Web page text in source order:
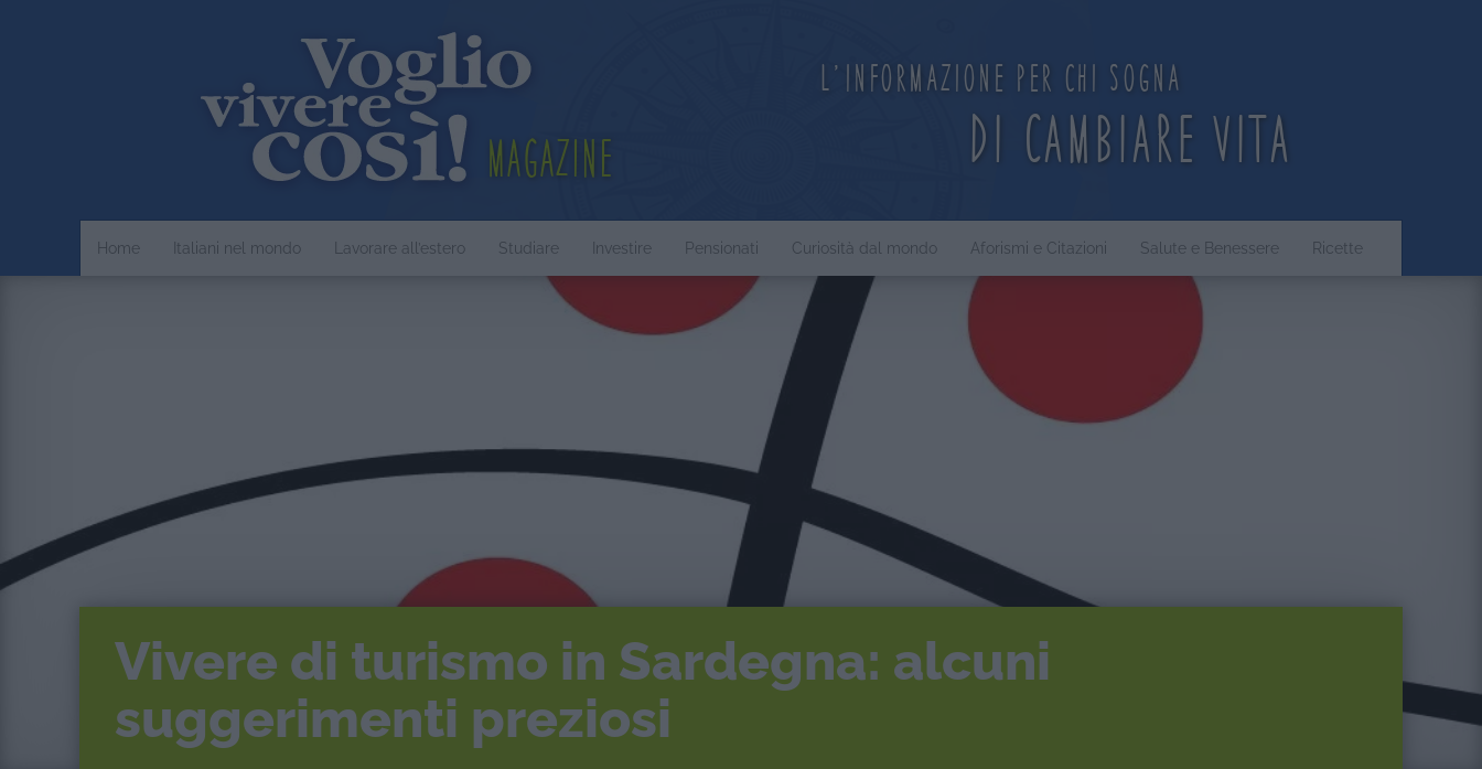
Magazine
L'informazione per chi sogna
di cambiare vita
Home Italiani nel mondo Lavorare all’estero Studiare Investire Pensionati Curiosità dal mondo Aforismi e Citazioni Salute e Benessere Ricette
Vivere di turismo in Sardegna: alcuni
suggerimenti preziosi